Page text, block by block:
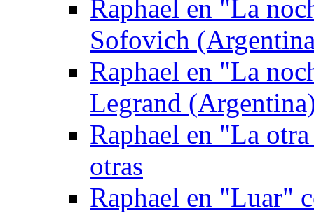
Raphael en "La
Sofovich
Raphael en "La
Legrand
Raphael en "La
otras
Raphael en "Luar"